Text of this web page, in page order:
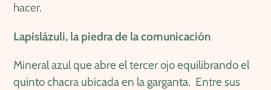
hacer.
Lapislázuli, la piedra de la comunicación
Mineral azul que abre el tercer ojo equilibrando el
quinto chacra ubicada en la garganta. Entre sus